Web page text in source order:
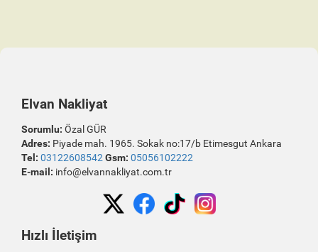
Elvan Nakliyat
Sorumlu: Özal GÜR
Adres: Piyade mah. 1965. Sokak no:17/b Etimesgut Ankara
Tel: 03122608542 Gsm: 05056102222
E-mail: info@elvannakliyat.com.tr
Hızlı İletişim